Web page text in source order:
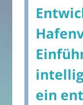
ein